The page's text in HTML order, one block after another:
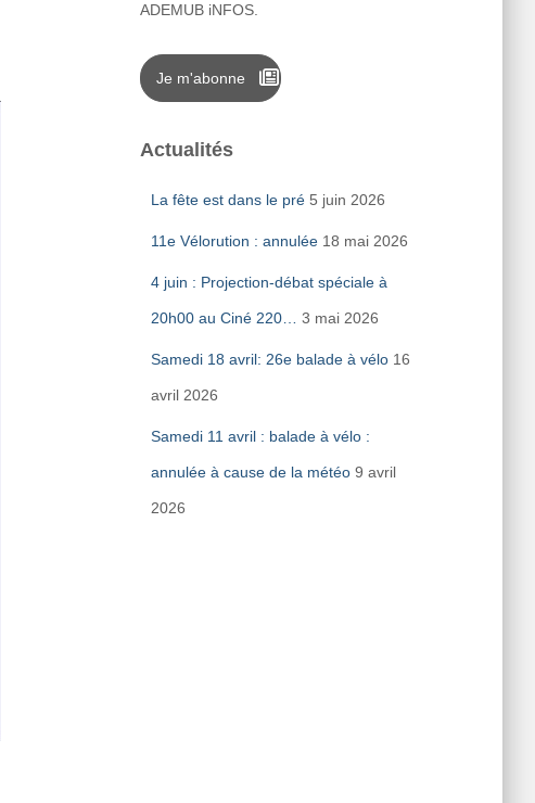
ADEMUB iNFOS.
Je m'abonne
Actualités
La fête est dans le pré 5 juin 2026
11e Vélorution : annulée 18 mai 2026
4 juin : Projection-débat spéciale à
20h00 au Ciné 220… 3 mai 2026
Samedi 18 avril: 26e balade à vélo 16
avril 2026
Samedi 11 avril : balade à vélo :
annulée à cause de la météo 9 avril
2026